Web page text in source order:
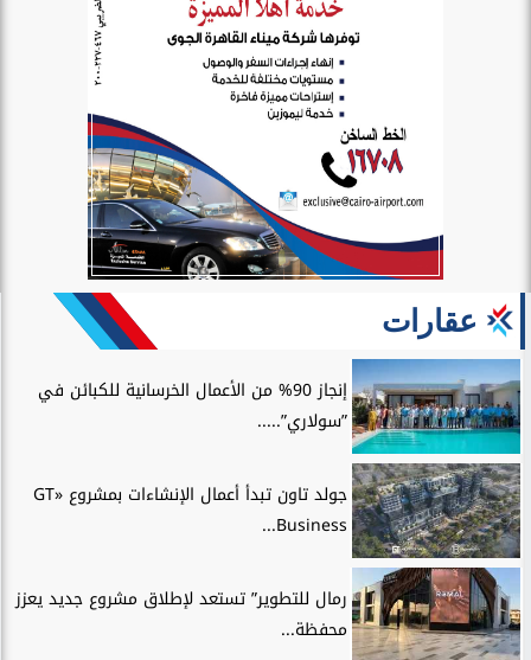
عقارات
إنجاز 90% من الأعمال الخرسانية للكبائن في
”سولاري”.....
جولد تاون تبدأ أعمال الإنشاءات بمشروع «GT
Business...
رمال للتطوير” تستعد لإطلاق مشروع جديد يعزز
محفظة...